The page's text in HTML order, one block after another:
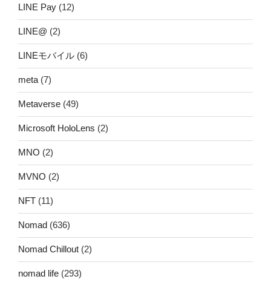
LINE Pay (12)
LINE@ (2)
LINEモバイル (6)
meta(7)
Metaverse (49)
Microsoft HoloLens (2)
MNO (2)
MVNO (2)
NFT (11)
Nomad (636)
Nomad Chillout (2)
nomad life (293)